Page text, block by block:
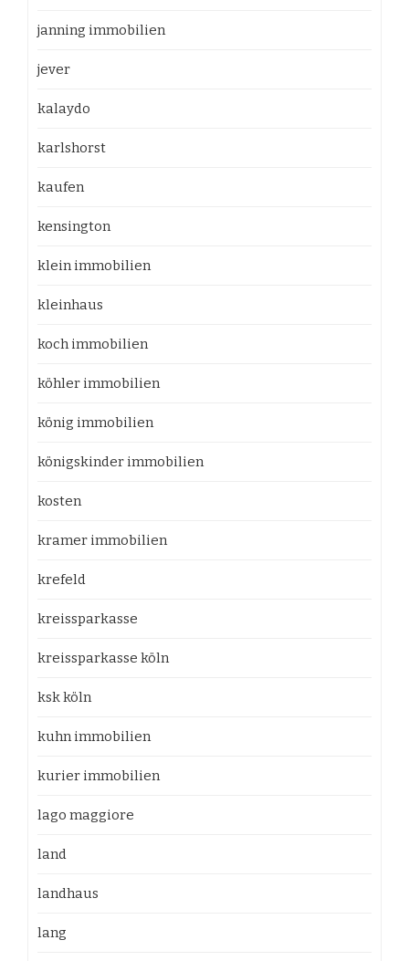
janning immobilien
jever
kalaydo
karlshorst
kaufen
kensington
klein immobilien
kleinhaus
koch immobilien
köhler immobilien
könig immobilien
königskinder immobilien
kosten
kramer immobilien
krefeld
kreissparkasse
kreissparkasse köln
ksk köln
kuhn immobilien
kurier immobilien
lago maggiore
land
landhaus
lang